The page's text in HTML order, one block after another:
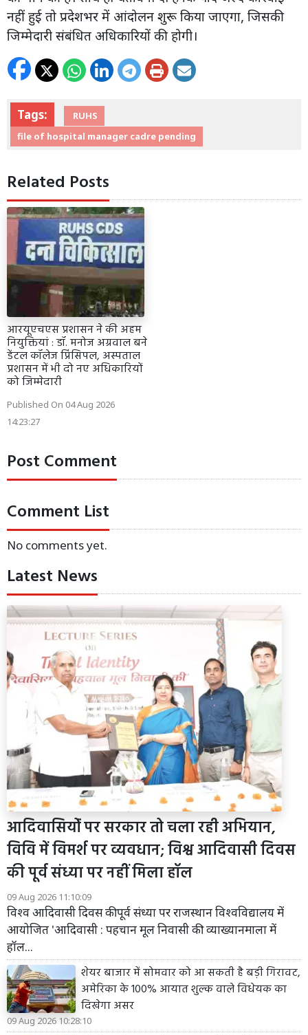
नहीं हुई तो प्रदेशभर में आंदोलन शुरू किया जाएगा, जिसकी
जिम्मेदारी संबंधित अधिकारियों की होगी।
Tags:
RUHS
file of hospital manager cadre pending
Related Posts
आरयूएचएस प्रशासन ने की अहम
नियुक्तियां : डॉ. मनोज अग्रवाल बने
डेंटल कॉलेज प्रिंसिपल, अस्पताल
प्रशासन में भी दो नए अधिकारियों
को जिम्मेदारी
Published On 04 Aug 2026
14:23:27
Post Comment
Comment List
No comments yet.
Latest News
आदिवासियोंं पर सरकार तो चला रही अभियान,
विवि में विमर्श पर व्यवधान; विश्व आदिवासी दिवस
की पूर्व संध्या पर नहीं मिला हॉल
09 Aug 2026 11:10:09
विश्व आदिवासी दिवस की पूर्व संध्या पर राजस्थान विश्वविद्यालय में
आयोजित 'आदिवासी : पहचान मूल निवासी की' व्याख्यानमाला में
हॉल...
शेयर बाजार में सोमवार को आ सकती है बड़ी गिरावट,
अमेरिका के 100% आयात शुल्क वाले विधेयक का
दिखेगा असर
09 Aug 2026 10:28:10